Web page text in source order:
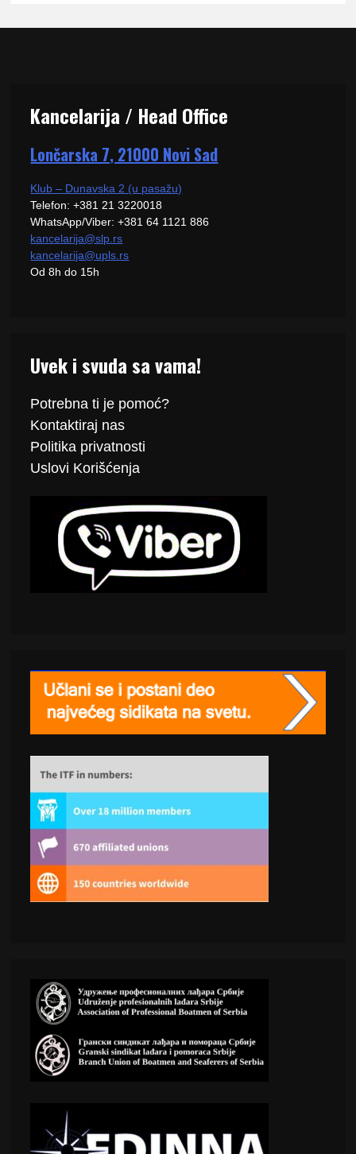
Kancelarija / Head Office
Lončarska 7, 21000 Novi Sad
Klub – Dunavska 2 (u pasažu)
Telefon: +381 21 3220018
WhatsApp/Viber: +381 64 1121 886
kancelarija@slp.rs
kancelarija@upls.rs
Od 8h do 15h
Uvek i svuda sa vama!
Potrebna ti je pomoć?
Kontaktiraj nas
Politika privatnosti
Uslovi Korišćenja